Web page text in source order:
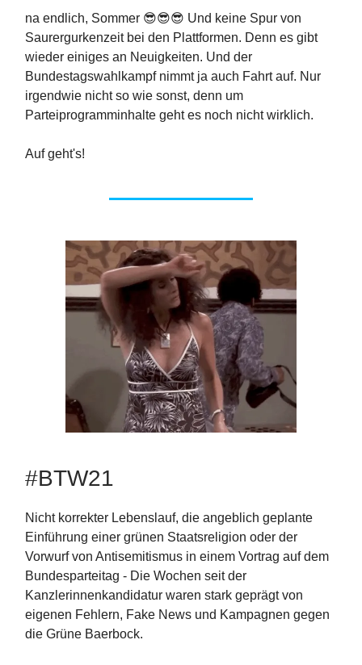
na endlich, Sommer 😎😎😎 Und keine Spur von
Saurergurkenzeit bei den Plattformen. Denn es gibt
wieder einiges an Neuigkeiten. Und der
Bundestagswahlkampf nimmt ja auch Fahrt auf. Nur
irgendwie nicht so wie sonst, denn um
Parteiprogramminhalte geht es noch nicht wirklich.
Auf geht's!
#BTW21
Nicht korrekter Lebenslauf, die angeblich geplante
Einführung einer grünen Staatsreligion oder der
Vorwurf von Antisemitismus in einem Vortrag auf dem
Bundesparteitag - Die Wochen seit der
Kanzlerinnenkandidatur waren stark geprägt von
eigenen Fehlern, Fake News und Kampagnen gegen
die Grüne Baerbock.